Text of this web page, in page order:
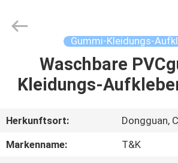
HAUS
ÜBER
Accessories
Co.,Ltd.
Gummi-Kleidungs-
Waschbare
Kleidungs-
Herkunftsort:
Dongguan,
Markenname:
T&K